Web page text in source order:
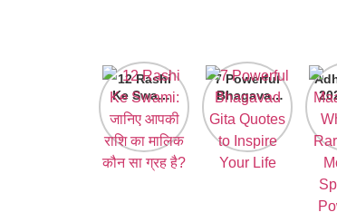
12 Rashi
Ke Swami:
जानिए आपकी
राशि का मालिक
कौन सा ग्रह
है?
7 Powerful
Bhagavad
Gita
Quotes to
Inspire
Your Life